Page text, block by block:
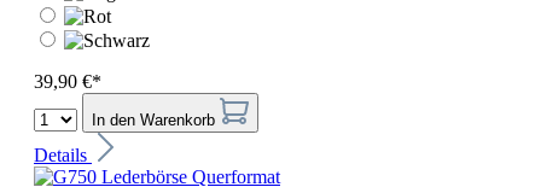
39,90 €*
In den Warenkorb
Details